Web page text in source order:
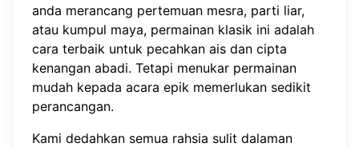
anda merancang pertemuan mesra, parti liar,
atau kumpul maya, permainan klasik ini adalah
cara terbaik untuk pecahkan ais dan cipta
kenangan abadi. Tetapi menukar permainan
mudah kepada acara epik memerlukan sedikit
perancangan.
Kami dedahkan semua rahsia sulit dalaman